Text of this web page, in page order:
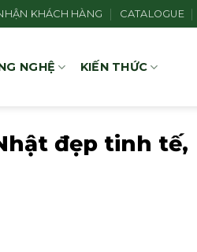
KHÁCH HÀNG CATALOGUE
NGHỆ KIẾN THỨC
đẹp tinh tế,